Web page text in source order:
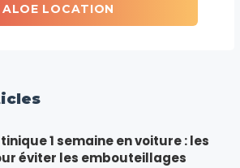
ALOE LOCATION
1 semaine en voiture : les
éviter les embouteillages